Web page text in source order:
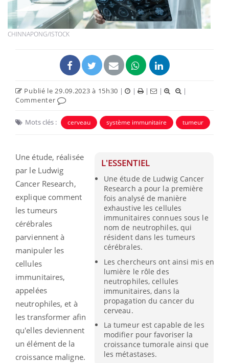
CHINNAPONG/ISTOCK
Publié le 29.09.2023 à 15h30 | | | |
|
Commenter
Mots clés : cerveau système immunitaire tumeur
L'ESSENTIEL
Une étude de Ludwig Cancer
Research a pour la première
fois analysé de manière
exhaustive les cellules
immunitaires connues sous le
nom de neutrophiles, qui
résident dans les tumeurs
cérébrales.
Les chercheurs ont ainsi mis en
lumière le rôle des
neutrophiles, cellules
immunitaires, dans la
propagation du cancer du
cerveau.
La tumeur est capable de les
modifier pour favoriser la
croissance tumorale ainsi que
les métastases.
Une étude, réalisée
par le Ludwig
Cancer Research,
explique comment
les tumeurs
cérébrales
parviennent à
manipuler les
cellules
immunitaires,
appelées
neutrophiles, et à
les transformer afin
qu'elles deviennent
un élément de la
croissance maligne.